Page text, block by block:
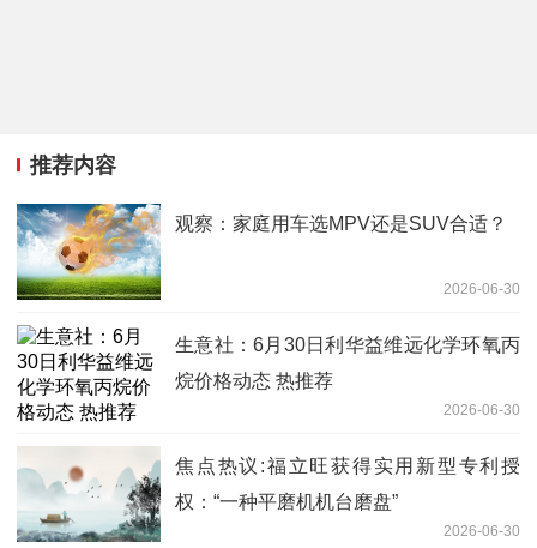
推荐内容
观察：家庭用车选MPV还是SUV合适？
2026-06-30
生意社：6月30日利华益维远化学环氧丙
烷价格动态 热推荐
2026-06-30
焦点热议:福立旺获得实用新型专利授
权：“一种平磨机机台磨盘”
2026-06-30